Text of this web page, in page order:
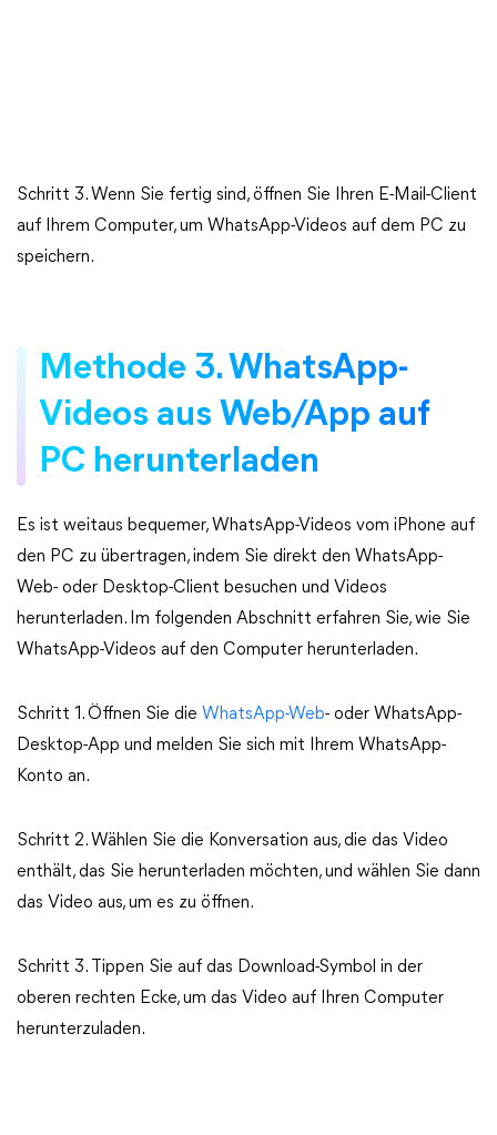
Schritt 3. Wenn Sie fertig sind, öffnen Sie Ihren E-Mail-Client
auf Ihrem Computer, um WhatsApp-Videos auf dem PC zu
speichern.
Methode 3. WhatsApp-
Videos aus Web/App auf
PC herunterladen
Es ist weitaus bequemer, WhatsApp-Videos vom iPhone auf
den PC zu übertragen, indem Sie direkt den WhatsApp-
Web- oder Desktop-Client besuchen und Videos
herunterladen. Im folgenden Abschnitt erfahren Sie, wie Sie
WhatsApp-Videos auf den Computer herunterladen.
Schritt 1. Öffnen Sie die WhatsApp-Web- oder WhatsApp-
Desktop-App und melden Sie sich mit Ihrem WhatsApp-
Konto an.
Schritt 2. Wählen Sie die Konversation aus, die das Video
enthält, das Sie herunterladen möchten, und wählen Sie dann
das Video aus, um es zu öffnen.
Schritt 3. Tippen Sie auf das Download-Symbol in der
oberen rechten Ecke, um das Video auf Ihren Computer
herunterzuladen.